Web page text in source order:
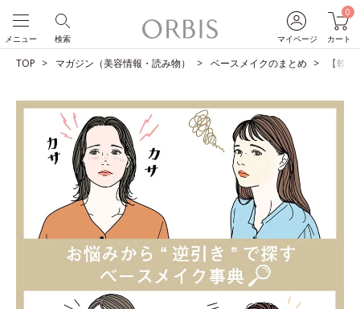
マイページ
0
カート
検索
メニュー
TOP マガジン（美容情報・読み物） ベースメイクのまとめ 【乾